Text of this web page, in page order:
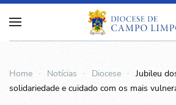
Home Notícias Diocese
Jubileu
solidariedade e cuidado com os mais